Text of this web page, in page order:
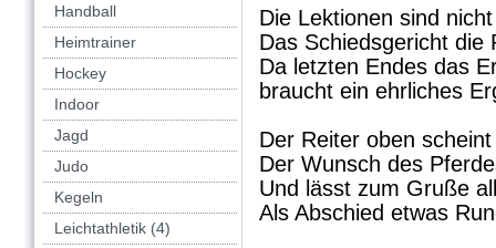
Handball
Heimtrainer
Hockey
Indoor
Jagd
Judo
Kegeln
Leichtathletik (4)
Die Lektionen sind
Das Schiedsgericht die
Da letzten Endes das
braucht ein ehrliches
Der Reiter oben
Der Wunsch des
Und lässt zum Gruße
Als Abschied etwas